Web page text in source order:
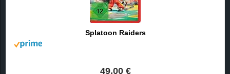
Splatoon Raiders
49,00 €